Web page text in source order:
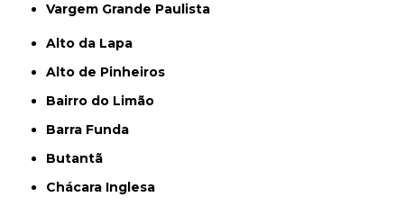
Vargem Grande Paulista
Alto da Lapa
Alto de Pinheiros
Bairro do Limão
Barra Funda
Butantã
Chácara Inglesa